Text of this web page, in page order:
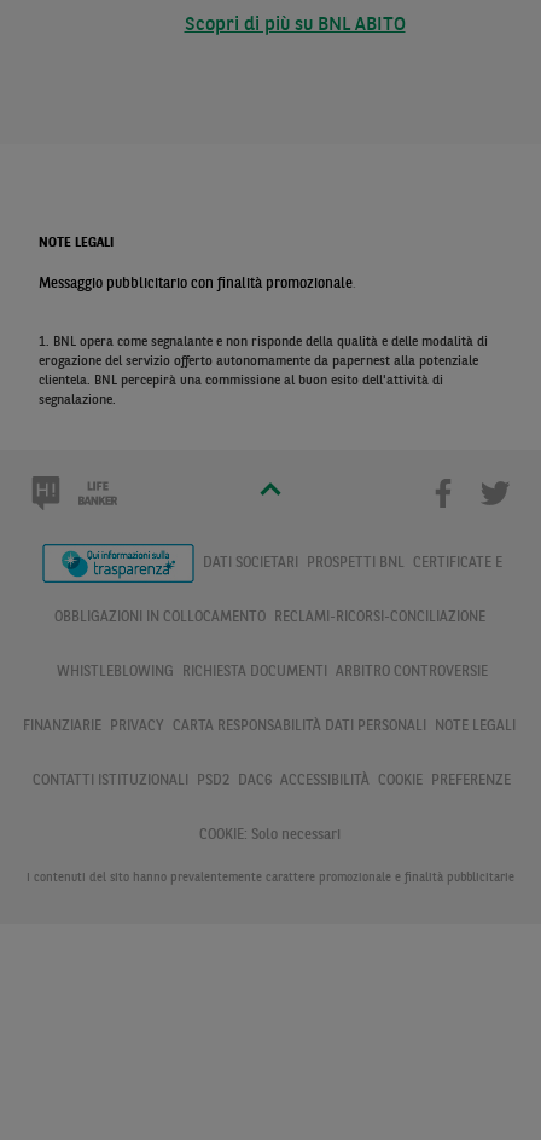
Scopri di più su BNL ABITO
NOTE LEGALI
Messaggio pubblicitario con finalità promozionale.
1. BNL opera come segnalante e non risponde della qualità e delle modalità di
erogazione del servizio offerto autonomamente da papernest alla potenziale
clientela. BNL percepirà una commissione al buon esito dell'attività di
segnalazione.
DATI SOCIETARI PROSPETTI BNL CERTIFICATE E
OBBLIGAZIONI IN COLLOCAMENTO RECLAMI-RICORSI-CONCILIAZIONE
WHISTLEBLOWING RICHIESTA DOCUMENTI ARBITRO CONTROVERSIE
FINANZIARIE PRIVACY CARTA RESPONSABILITÀ DATI PERSONALI NOTE LEGALI
CONTATTI ISTITUZIONALI PSD2 DAC6 ACCESSIBILITÀ COOKIE PREFERENZE
COOKIE: Solo necessari
I contenuti del sito hanno prevalentemente carattere promozionale e finalità pubblicitarie